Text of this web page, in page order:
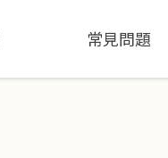
常見問題